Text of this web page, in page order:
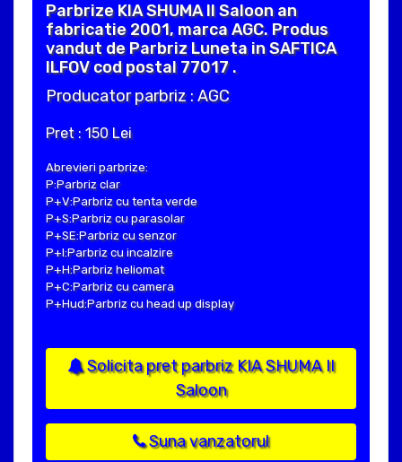
Parbrize KIA SHUMA II Saloon an
fabricatie 2001, marca AGC. Produs
vandut de Parbriz Luneta in SAFTICA
ILFOV cod postal 77017 .
Producator parbriz : AGC
Pret : 150 Lei
Abrevieri parbrize:
P:Parbriz clar
P+V:Parbriz cu tenta verde
P+S:Parbriz cu parasolar
P+SE:Parbriz cu senzor
P+I:Parbriz cu incalzire
P+H:Parbriz heliomat
P+C:Parbriz cu camera
P+Hud:Parbriz cu head up display
Solicita pret parbriz KIA SHUMA II
Saloon
Suna vanzatorul